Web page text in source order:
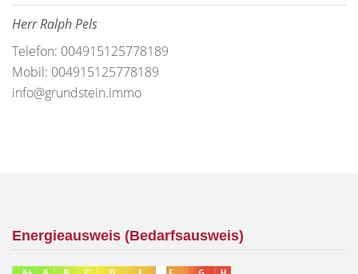
Herr Ralph Pels
Telefon: 004915125778189
Mobil: 004915125778189
info@grundstein.immo
Energieausweis (Bedarfsausweis)